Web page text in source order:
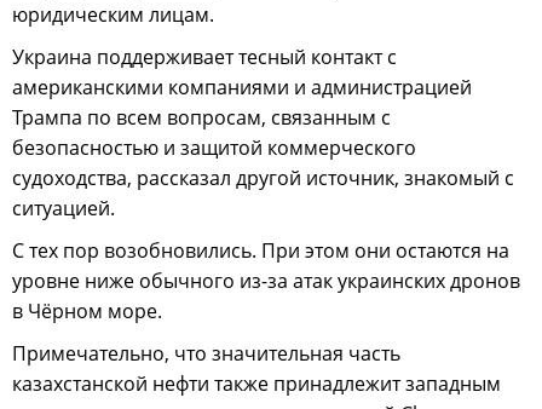
юридическим лицам.
Украина поддерживает тесный контакт с
американскими компаниями и администрацией
Трампа по всем вопросам, связанным с
безопасностью и защитой коммерческого
судоходства, рассказал другой источник, знакомый с
ситуацией.
С тех пор возобновились. При этом они остаются на
уровне ниже обычного из-за атак украинских дронов
в Чёрном море.
Примечательно, что значительная часть
казахстанской нефти также принадлежит западным